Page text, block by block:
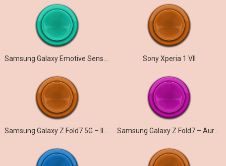
Sony Xperia 1 VII
Samsung Galaxy Z Fold7 – Aurora